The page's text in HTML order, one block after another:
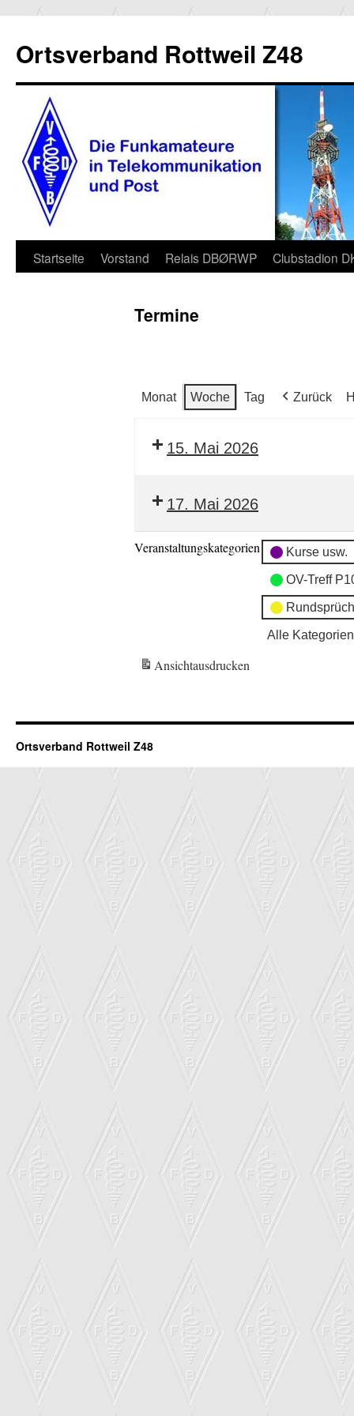
Ortsverband Rottweil Z48
Zum
Startseite Vorstand Relais DBØRWP Clubstadion
Termine
Monat Woche Tag Zurück
15. Mai 2026
17. Mai 2026
Veranstaltungskategorien Kurse usw.
OV-Treff
Alle Kategorien
Ansichtausdrucken
Ortsverband Rottweil Z48